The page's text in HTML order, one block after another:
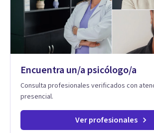
Encuentra un/a psicólogo/a
Consulta profesionales verificados con
presencial.
Ver profesionales